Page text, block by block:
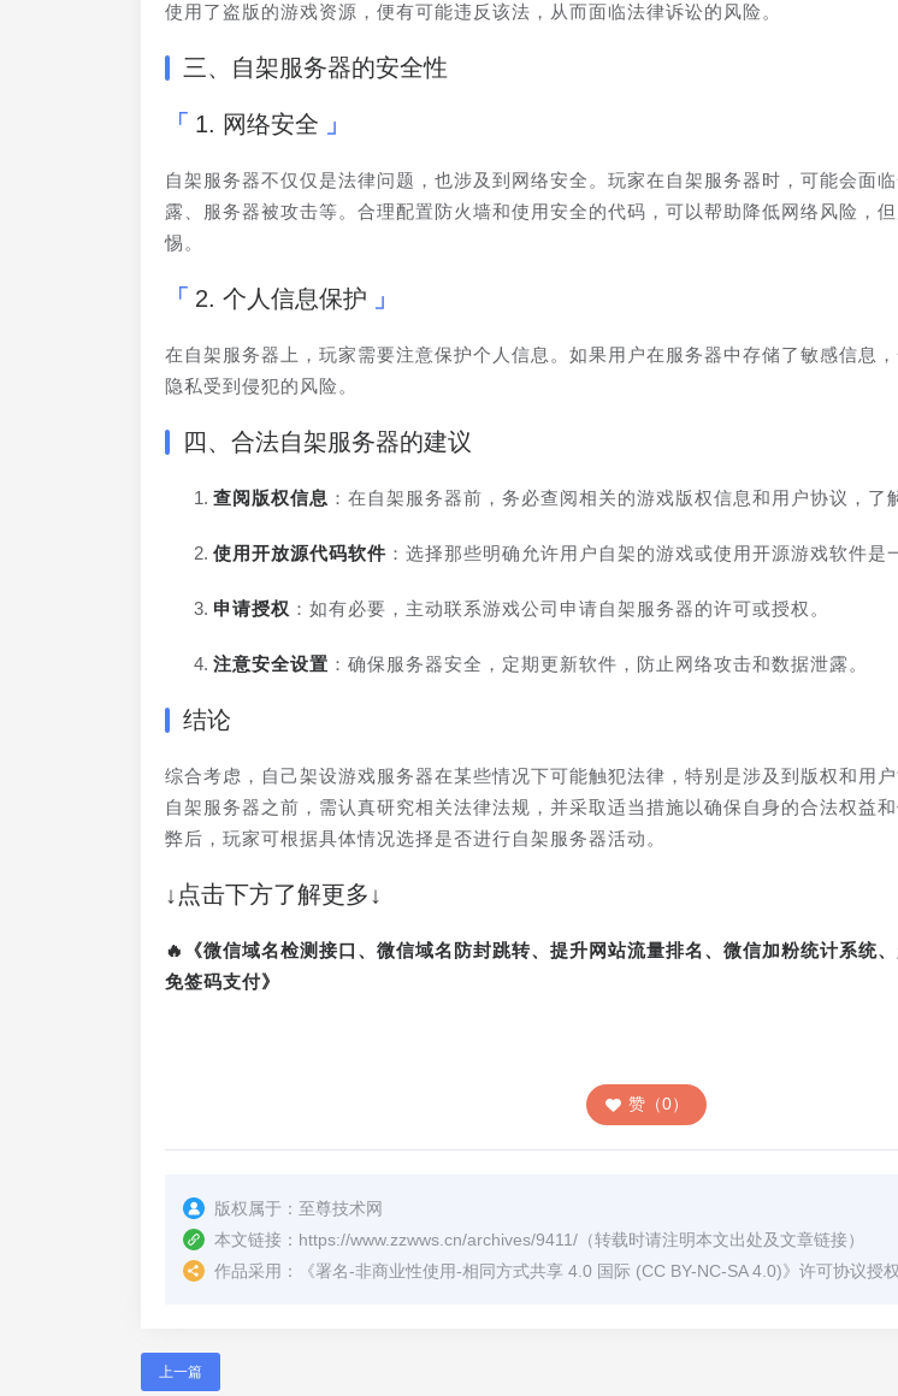
使用了盗版的游戏资源，便有可能违反该法，从而面临法律诉讼的风险。
三、自架服务器的安全性
1. 网络安全
自架服务器不仅仅是法律问题，也涉及到网络安全。玩家在自架服务器时，可能会面
露、服务器被攻击等。合理配置防火墙和使用安全的代码，可以帮助降低网络风险，
惕。
2. 个人信息保护
在自架服务器上，玩家需要注意保护个人信息。如果用户在服务器中存储了敏感信息
隐私受到侵犯的风险。
四、合法自架服务器的建议
查阅版权信息 ：在自架服务器前，务必查阅相关的游戏版权信息和用户协议，了
使用开放源代码软件 ：选择那些明确允许用户自架的游戏或使用开源游戏软件是
申请授权 ：如有必要，主动联系游戏公司申请自架服务器的许可或授权。
注意安全设置 ：确保服务器安全，定期更新软件，防止网络攻击和数据泄露。
结论
综合考虑，自己架设游戏服务器在某些情况下可能触犯法律，特别是涉及到版权和用
自架服务器之前，需认真研究相关法律法规，并采取适当措施以确保自身的合法权益
弊后，玩家可根据具体情况选择是否进行自架服务器活动。
↓点击下方了解更多↓
🔥《微信域名检测接口、微信域名防封跳转、提升网站流量排名、微信加粉统计系统
免签码支付》
赞（0）
版权属于： 至尊技术网
本文链接： https://www.zzwws.cn/archives/9411/ （转载时请注明本文出处及文章链接）
作品采用：
《署名-非商业性使用-相同方式共享 4.0 国际 (CC BY-NC-SA 4.0)》许可协议授权
上一篇